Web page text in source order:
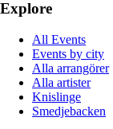
Explore
All Events
Events by city
Alla arrangörer
Alla artister
Knislinge
Smedjebacken